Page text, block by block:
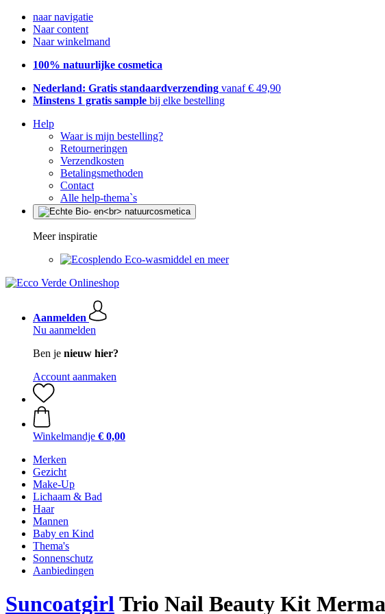
naar navigatie
Naar content
Naar winkelmand
100% natuurlijke cosmetica
Nederland: Gratis standaardverzending vanaf € 49,90
Minstens 1 gratis sample bij elke bestelling
Help
Waar is mijn bestelling?
Retourneringen
Verzendkosten
Betalingsmethoden
Contact
Alle help-thema`s
Meer inspiratie
Eco-wasmiddel en meer
Aanmelden
Nu aanmelden
Ben je nieuw hier?
Account aanmaken
Winkelmandje € 0,00
Merken
Gezicht
Make-Up
Lichaam & Bad
Haar
Mannen
Baby en Kind
Thema's
Sonnenschutz
Aanbiedingen
SuncoatgirlTrio Nail Beauty Kit